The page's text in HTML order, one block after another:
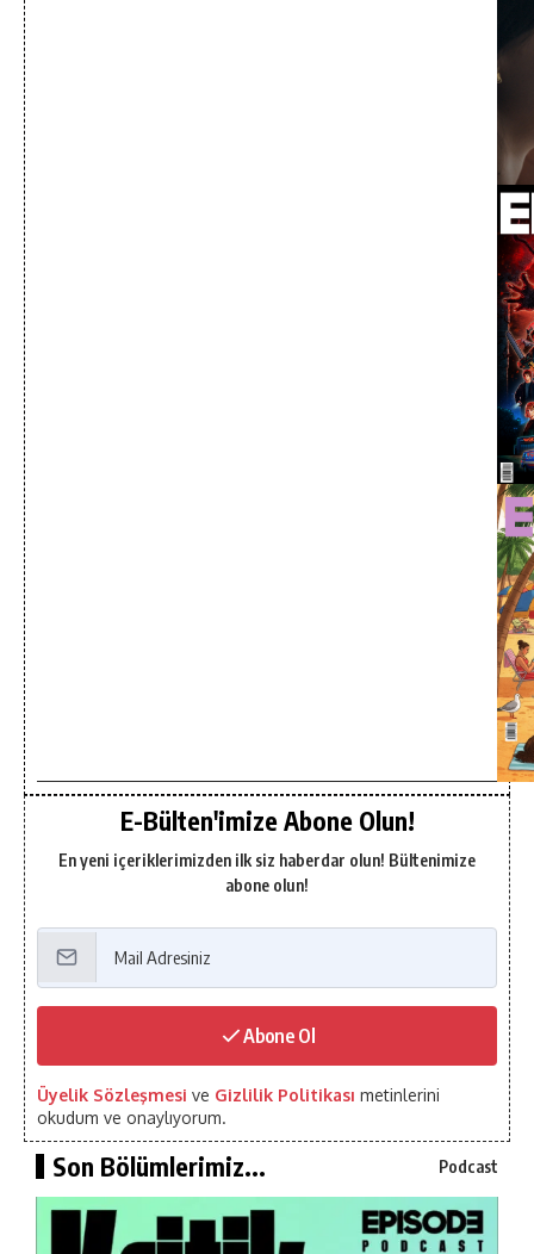
E-Bülten'imize Abone Olun!
En yeni içeriklerimizden ilk siz haberdar olun! Bültenimize
abone olun!
Abone Ol
Üyelik Sözleşmesi ve Gizlilik Politikası metinlerini
okudum ve onaylıyorum.
Son Bölümlerimiz... Podcast